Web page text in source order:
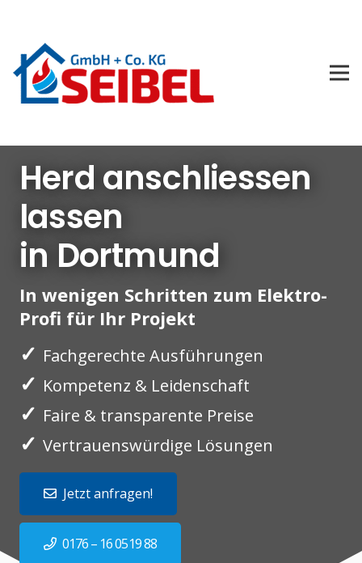
Herd anschliessen
lassen
in Dortmund
In wenigen Schritten zum Elektro-
Profi für Ihr Projekt
✓ Fachgerechte Ausführungen
✓ Kompetenz & Leidenschaft
✓ Faire & transparente Preise
✓ Vertrauenswürdige Lösungen
Jetzt anfragen!
0176 – 16 0519 88